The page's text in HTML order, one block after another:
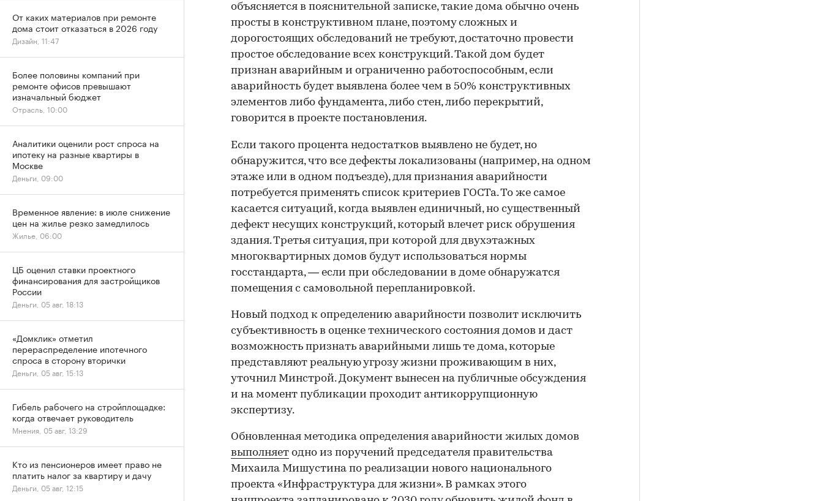
объясняется в пояснительной записке, такие дома обычно очень
просты в конструктивном плане, поэтому сложных и
дорогостоящих обследований не требуют, достаточно провести
простое обследование всех конструкций. Такой дом будет
признан аварийным и ограниченно работоспособным, если
аварийность будет выявлена более чем в 50% конструктивных
элементов либо фундамента, либо стен, либо перекрытий,
говорится в проекте постановления.
Если такого процента недостатков выявлено не будет, но
обнаружится, что все дефекты локализованы (например, на одном
этаже или в одном подъезде), для признания аварийности
потребуется применять список критериев ГОСТа. То же самое
касается ситуаций, когда выявлен единичный, но существенный
дефект несущих конструкций, который влечет риск обрушения
здания. Третья ситуация, при которой для двухэтажных
многоквартирных домов будут использоваться нормы
госстандарта, — если при обследовании в доме обнаружатся
помещения с самовольной перепланировкой.
Новый подход к определению аварийности позволит исключить
субъективность в оценке технического состояния домов и даст
возможность признать аварийными лишь те дома, которые
представляют реальную угрозу жизни проживающим в них,
уточнил Минстрой. Документ вынесен на публичные обсуждения
и на момент публикации проходит антикоррупционную
экспертизу.
Обновленная методика определения аварийности жилых домов
выполняет одно из поручений председателя правительства
Михаила Мишустина по реализации нового национального
проекта «Инфраструктура для жизни». В рамках этого
От каких материалов при ремонте
дома стоит отказаться в 2026 году
Дизайн, 11:47
Более половины компаний при
ремонте офисов превышают
изначальный бюджет
Отрасль, 10:00
Аналитики оценили рост спроса на
ипотеку на разные квартиры в
Москве
Деньги, 09:00
Временное явление: в июле снижение
цен на жилье резко замедлилось
Жилье, 06:00
ЦБ оценил ставки проектного
финансирования для застройщиков
России
Деньги, 05 авг, 18:13
«Домклик» отметил
перераспределение ипотечного
спроса в сторону вторички
Деньги, 05 авг, 15:13
Гибель рабочего на стройплощадке:
когда отвечает руководитель
Мнения, 05 авг, 13:29
Кто из пенсионеров имеет право не
платить налог за квартиру и дачу
Деньги, 05 авг, 12:15